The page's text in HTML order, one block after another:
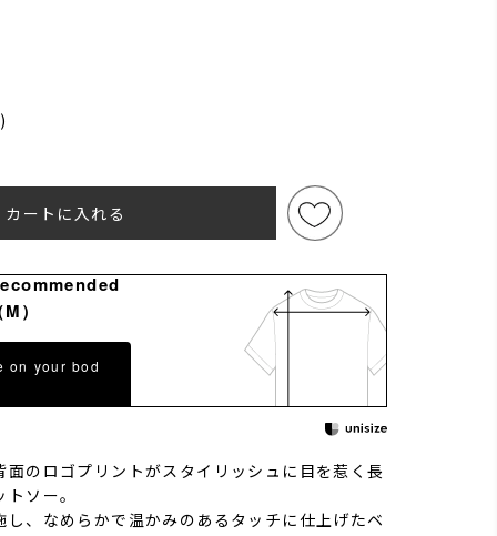
カートに入れる
）
on your bod
面のロゴプリントがスタイリッシュに目を惹く長
ソー。
し、なめらかで温かみのあるタッチに仕上げたベ